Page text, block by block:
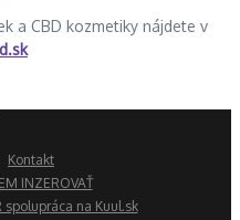
a CBD kozmetiky nájdete v
Kontakt
INZEROVAŤ
spolupráca na Kuul.sk